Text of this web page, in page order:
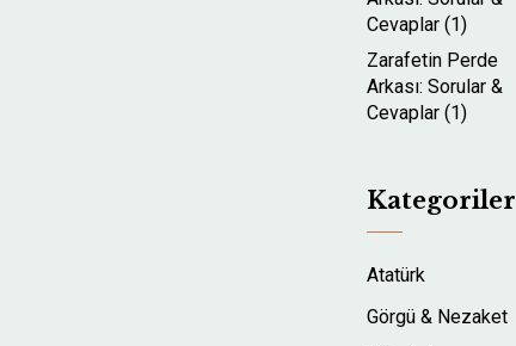
Cevaplar (1)
Zarafetin Perde
Arkası: Sorular &
Cevaplar (1)
Kategoriler
Atatürk
Görgü & Nezaket